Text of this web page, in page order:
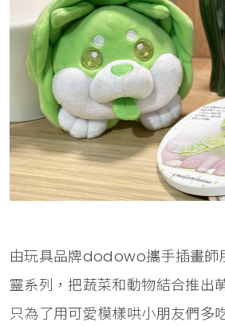
由玩具品牌dodowo攜手插畫師
靈系列，把蔬菜和動物結合推出
只為了用可愛模樣哄小朋友們多